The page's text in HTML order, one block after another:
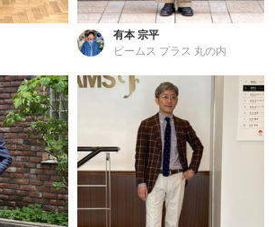
有本 宗平
ビームス プラス 丸の内